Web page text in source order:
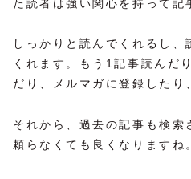
た読者は強い関心を持って記
しっかりと読んでくれるし、
くれます。もう1記事読んだ
だり、メルマガに登録したり
それから、過去の記事も検索
頼らなくても良くなりますね